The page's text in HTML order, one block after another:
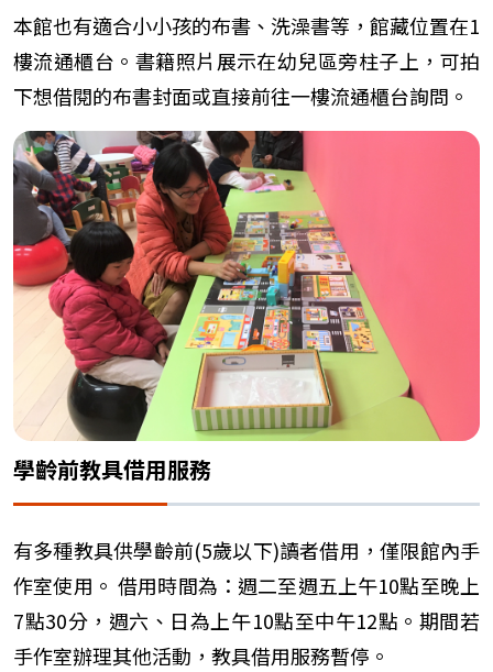
本館也有適合小小孩的布書、洗澡書等，館藏位置在1
樓流通櫃台。書籍照片展示在幼兒區旁柱子上，可拍
下想借閱的布書封面或直接前往一樓流通櫃台詢問。
學齡前教具借用服務
有多種教具供學齡前(5歲以下)讀者借用，僅限館內手
作室使用。 借用時間為：週二至週五上午10點至晚上
7點30分，週六、日為上午10點至中午12點。期間若
手作室辦理其他活動，教具借用服務暫停。